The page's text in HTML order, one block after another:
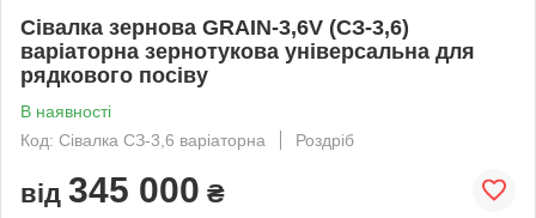
Сівалка зернова GRAIN-3,6V (СЗ-3,6)
варіаторна зернотукова універсальна для
рядкового посіву
В наявності
Код: Сівалка СЗ-3,6 варіаторна
Роздріб
від 345 000 ₴